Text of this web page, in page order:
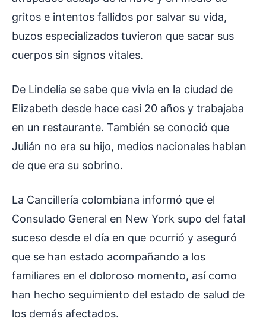
gritos e intentos fallidos por salvar su vida,
buzos especializados tuvieron que sacar sus
cuerpos sin signos vitales.
De Lindelia se sabe que vivía en la ciudad de
Elizabeth desde hace casi 20 años y trabajaba
en un restaurante. También se conoció que
Julián no era su hijo, medios nacionales hablan
de que era su sobrino.
La Cancillería colombiana informó que el
Consulado General en New York supo del fatal
suceso desde el día en que ocurrió y aseguró
que se han estado acompañando a los
familiares en el doloroso momento, así como
han hecho seguimiento del estado de salud de
los demás afectados.